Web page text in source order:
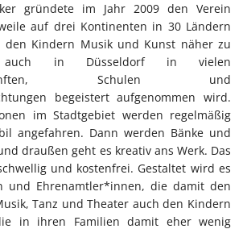
gründete im Jahr 2009 den Verein
auf drei Kontinenten in 30 Ländern
Kindern Musik und Kunst näher zu
in Düsseldorf in vielen
Schulen und
begeistert aufgenommen wird.
im Stadtgebiet werden regelmäßig
angefahren. Dann werden Bänke und
draußen geht es kreativ ans Werk. Das
und kostenfrei. Gestaltet wird es
und Ehrenamtler*innen, die damit den
Tanz und Theater auch den Kindern
in ihren Familien damit eher wenig